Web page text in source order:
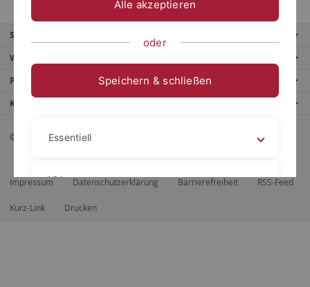
Service
Weitere Angebote
Portale
Kontaktinfo
© 2026 Eberhard Karls Universität Tübingen, Tübingen
Impressum Datenschutzerklärung Barrierefreiheit RSS-Feed
Kurz-Link Drucken
Alle akzeptieren
oder
Speichern & schließen
Essentiell
Videos